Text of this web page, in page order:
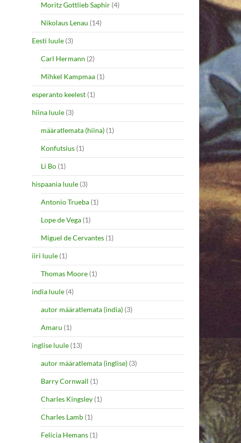
Moritz Gottlieb Saphir (4)
Nikolaus Lenau (14)
Eesti luule (3)
Carl Hermann (2)
Mihkel Kampmaa (1)
esperanto keelest (1)
hiina luule (3)
määratlemata (hiina) (1)
Konfutsius (1)
Li Bo (1)
hispaania luule (3)
Antonio Trueba (1)
Lope de Vega (1)
Miguel de Cervantes (1)
iiri luule (1)
Thomas Moore (1)
india luule (4)
autor määratlemata (india) (3)
Amaru (1)
inglise luule (13)
autor määratlemata (inglise) (3)
Barry Cornwall (1)
Charles Kingsley (1)
Charles Lamb (1)
Felicia Hemans (1)